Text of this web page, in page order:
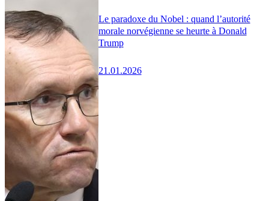
Le paradoxe du Nobel : quand l’autorité
morale norvégienne se heurte à Donald
Trump
21.01.2026